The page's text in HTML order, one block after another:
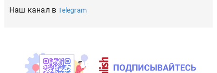
Наш канал вTelegram